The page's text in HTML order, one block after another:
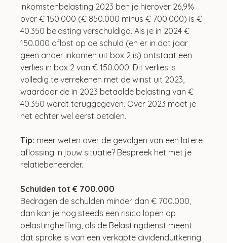
inkomstenbelasting 2023 ben je hierover 26,9%
over € 150.000 (€ 850.000 minus € 700.000) is €
40.350 belasting verschuldigd. Als je in 2024 €
150.000 aflost op de schuld (en er in dat jaar
geen ander inkomen uit box 2 is) ontstaat een
verlies in box 2 van € 150.000. Dit verlies is
volledig te verrekenen met de winst uit 2023,
waardoor de in 2023 betaalde belasting van €
40.350 wordt teruggegeven. Over 2023 moet je
het echter wel eerst betalen.
Tip: meer weten over de gevolgen van een latere
aflossing in jouw situatie? Bespreek het met je
relatiebeheerder.
Schulden tot € 700.000
Bedragen de schulden minder dan € 700.000,
dan kan je nog steeds een risico lopen op
belastingheffing, als de Belastingdienst meent
dat sprake is van een verkapte dividenduitkering.